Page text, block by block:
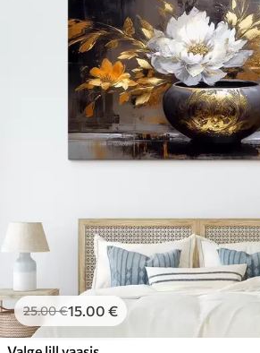
25.00€15.00 €